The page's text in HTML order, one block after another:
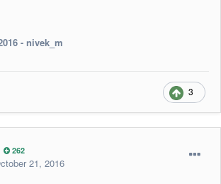
- nivek_m
3
262
21, 2016